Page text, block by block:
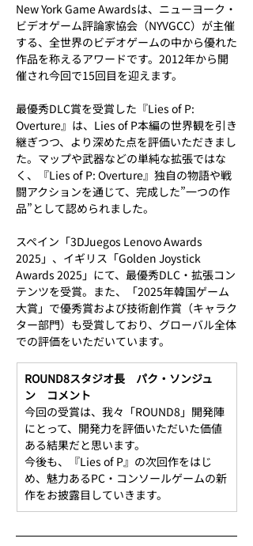
New York Game Awardsは、ニューヨーク・
ビデオゲーム評論家協会（NYVGCC）が主催
する、全世界のビデオゲームの中から優れた
作品を称えるアワードです。2012年から開
催され今回で15回目を迎えます。
最優秀DLC賞を受賞した『Lies of P:
Overture』は、Lies of P本編の世界観を引き
継ぎつつ、より深めた点を評価いただきまし
た。マップや武器などの単純な拡張ではな
く、『Lies of P: Overture』独自の物語や戦
闘アクションを通じて、完成した”一つの作
品”として認められました。
スペイン「3DJuegos Lenovo Awards
2025」、イギリス「Golden Joystick
Awards 2025」にて、最優秀DLC・拡張コン
テンツを受賞。また、「2025年韓国ゲーム
大賞」で優秀賞および技術創作賞（キャラク
ター部門）も受賞しており、グローバル全体
での評価をいただいています。
ROUND8スタジオ長　パク・ソンジュ
ン　コメント
今回の受賞は、我々「ROUND8」開発陣
にとって、開発力を評価いただいた価値
ある結果だと思います。
今後も、『Lies of P』の次回作をはじ
め、魅力あるPC・コンソールゲームの新
作をお披露目していきます。